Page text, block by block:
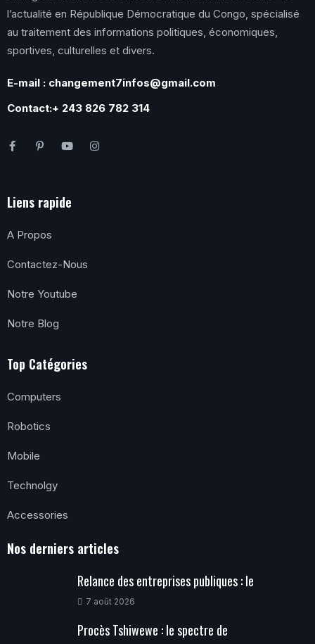
l’actualité en République Démocratique du Congo, spécialisé
au traitement des informations politiques, économiques,
sportives, culturelles et divers.
E-mail : changement7infos@gmail.com
Contact:+ 243 826 782 314
Liens rapide
A Propos
Contactez-Nous
Notre Youtube
Notre Blog
Top Catégories
Computers
Robotics
Mobile
Technolgy
Accessories
Nos derniers articles
Relance des entreprises publiques : le
7 août 2026
Procès Tshiwewe : le spectre de